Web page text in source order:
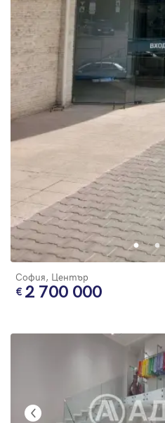
София, Център
2 700 000